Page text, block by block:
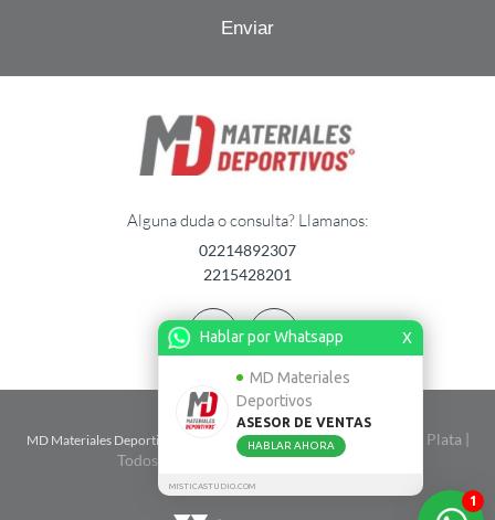
1
Hablar por Whatsapp X
MD Materiales
Deportivos
ASESOR DE VENTAS
HABLAR AHORA
MISTICASTUDIO.COM
Alguna duda o consulta? Llamanos:
02214892307
2215428201
MD Materiales Deportivos
| Calle 2 n� 1724 entre 67 y 68 - La Plata |
Todos Los Derechos Reservados. 2026